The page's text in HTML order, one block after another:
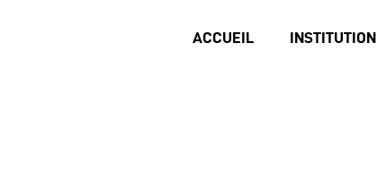
ACCUEIL INSTITUTION